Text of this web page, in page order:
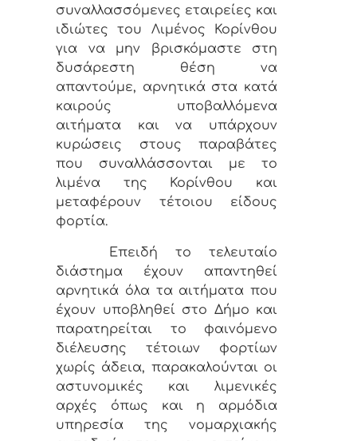
συναλλασσόμενες εταιρείες και
ιδιώτες του Λιμένος Κορίνθου
για να μην βρισκόμαστε στη
δυσάρεστη θέση να
απαντούμε, αρνητικά στα κατά
καιρούς υποβαλλόμενα
αιτήματα και να υπάρχουν
κυρώσεις στους παραβάτες
που συναλλάσσονται με το
λιμένα της Κορίνθου και
μεταφέρουν τέτοιου είδους
φορτία.
Επειδή το τελευταίο
διάστημα έχουν απαντηθεί
αρνητικά όλα τα αιτήματα που
έχουν υποβληθεί στο Δήμο και
παρατηρείται το φαινόμενο
διέλευσης τέτοιων φορτίων
χωρίς άδεια, παρακαλούνται οι
αστυνομικές και λιμενικές
αρχές όπως και η αρμόδια
υπηρεσία της νομαρχιακής